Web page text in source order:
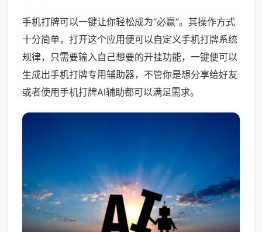
手机打牌可以一键让你轻松成为“必赢”。其操作方式
十分简单，打开这个应用便可以自定义手机打牌系统
规律，只需要输入自己想要的开挂功能，一键便可以
生成出手机打牌专用辅助器，不管你是想分享给好友
或者使用手机打牌AI辅助都可以满足需求。